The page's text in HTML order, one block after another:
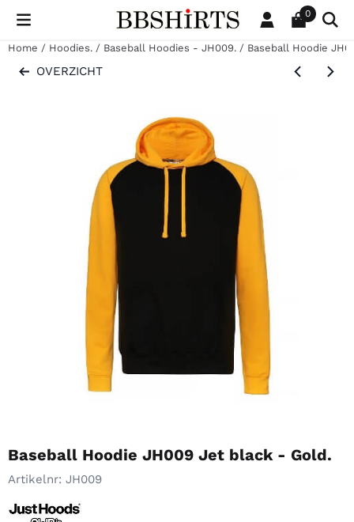
Cookievoorkeuren zijn beschikbaar. Kies instellingen of sta
0
Home / Hoodies. / Baseball Hoodies - JH009. / Baseball Hoodie
OVERZICHT
Baseball Hoodie JH009 Jet black - Gold.
Artikelnr: JH009